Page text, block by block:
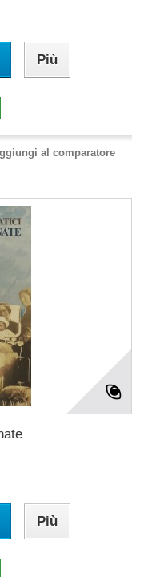
Più
al comparatore
Più